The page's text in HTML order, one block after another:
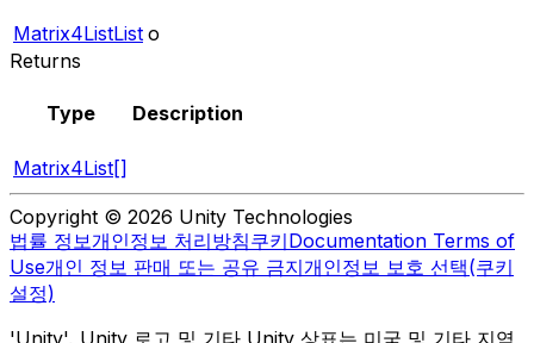
Matrix4ListList o
Returns
Type Description
Matrix4List[]
Copyright © 2026 Unity Technologies
법률 정보개인정보 처리방침쿠키Documentation Terms of
Use개인 정보 판매 또는 공유 금지개인정보 보호 선택(쿠키
설정)